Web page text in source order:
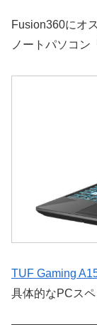
Fusion360にオ
ノートパソコン「
TUF Gaming
具体的なPCスペ